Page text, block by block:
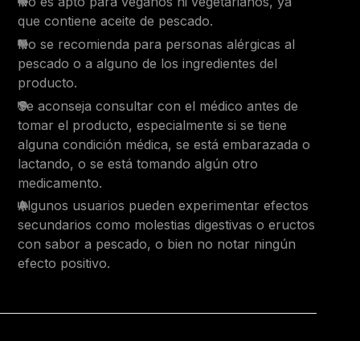
que contiene aceite de pescado.
No se recomienda para personas alérgicas al
pescado o a alguno de los ingredientes del
producto.
Se aconseja consultar con el médico antes de
tomar el producto, especialmente si se tiene
alguna condición médica, se está embarazada o
lactando, o se está tomando algún otro
medicamento.
Algunos usuarios pueden experimentar efectos
secundarios como molestias digestivas o eructos
con sabor a pescado, o bien no notar ningún
efecto positivo.